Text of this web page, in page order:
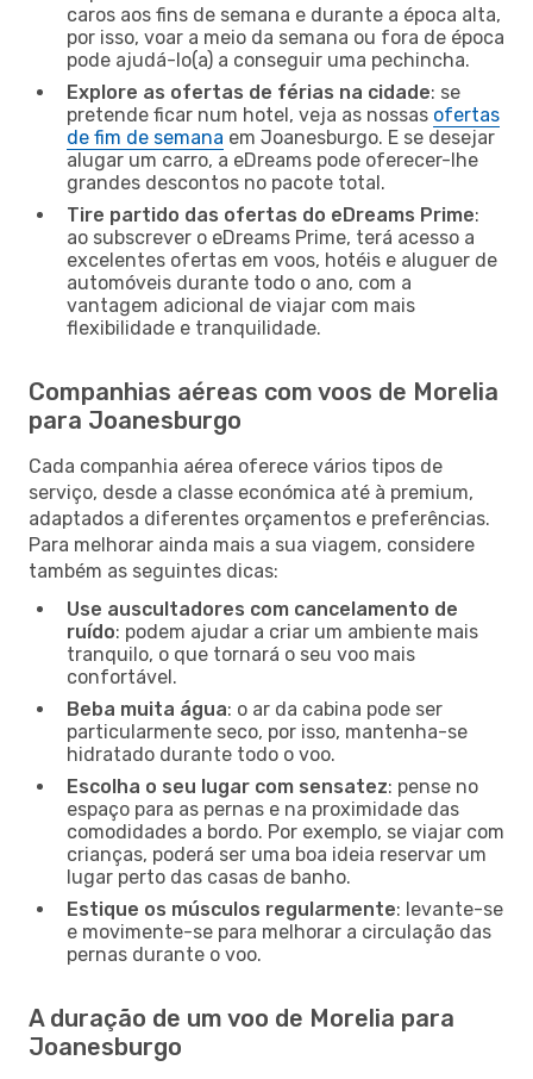
caros aos fins de semana e durante a época alta,
por isso, voar a meio da semana ou fora de época
pode ajudá-lo(a) a conseguir uma pechincha.
Explore as ofertas de férias na cidade: se
pretende ficar num hotel, veja as nossas ofertas
de fim de semana em Joanesburgo. E se desejar
alugar um carro, a eDreams pode oferecer-lhe
grandes descontos no pacote total.
Tire partido das ofertas do eDreams Prime:
ao subscrever o eDreams Prime, terá acesso a
excelentes ofertas em voos, hotéis e aluguer de
automóveis durante todo o ano, com a
vantagem adicional de viajar com mais
flexibilidade e tranquilidade.
Companhias aéreas com voos de Morelia
para Joanesburgo
Cada companhia aérea oferece vários tipos de
serviço, desde a classe económica até à premium,
adaptados a diferentes orçamentos e preferências.
Para melhorar ainda mais a sua viagem, considere
também as seguintes dicas:
Use auscultadores com cancelamento de
ruído: podem ajudar a criar um ambiente mais
tranquilo, o que tornará o seu voo mais
confortável.
Beba muita água: o ar da cabina pode ser
particularmente seco, por isso, mantenha-se
hidratado durante todo o voo.
Escolha o seu lugar com sensatez: pense no
espaço para as pernas e na proximidade das
comodidades a bordo. Por exemplo, se viajar com
crianças, poderá ser uma boa ideia reservar um
lugar perto das casas de banho.
Estique os músculos regularmente: levante-se
e movimente-se para melhorar a circulação das
pernas durante o voo.
A duração de um voo de Morelia para
Joanesburgo